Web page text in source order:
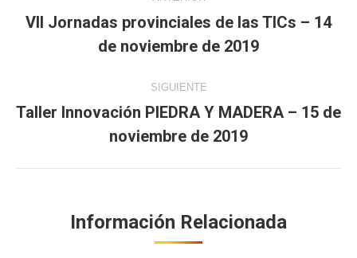
entre
publicaciones
anterior:
VII Jornadas provinciales de las TICs – 14
de noviembre de 2019
SIGUIENTE
siguiente:
Taller Innovación PIEDRA Y MADERA – 15 de
noviembre de 2019
Información Relacionada